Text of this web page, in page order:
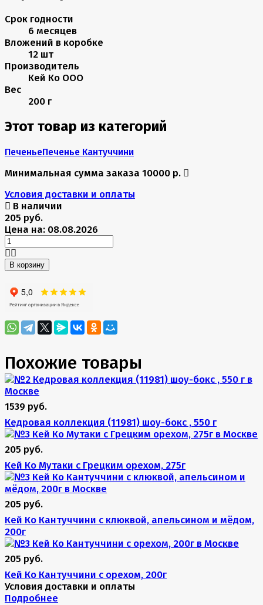
Срок годности
6 месяцев
Вложений в коробке
12 шт
Производитель
Кей Ко ООО
Вес
200 г
Этот товар из категорий
ПеченьеПеченье Кантуччини
Минимальная сумма заказа 10000 р.
Условия доставки и оплаты
В наличии
205 руб.
Цена на: 08.08.2026
В корзину
Похожие товары
1539 руб.
Кедровая коллекция (11981) шоу-бокс , 550 г
205 руб.
Кей Ко Мутаки с Грецким орехом, 275г
205 руб.
Кей Ко Кантуччини с клюквой, апельсином и мёдом,
200г
205 руб.
Кей Ко Кантуччини с орехом, 200г
Условия доставки и оплаты
Подробнее